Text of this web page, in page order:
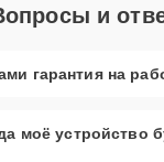
и
гарантия на
моё устройство